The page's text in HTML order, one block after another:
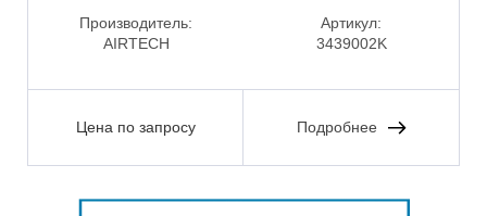
Производитель:
AIRTECH
Артикул:
3439002K
Цена по запросу Подробнее